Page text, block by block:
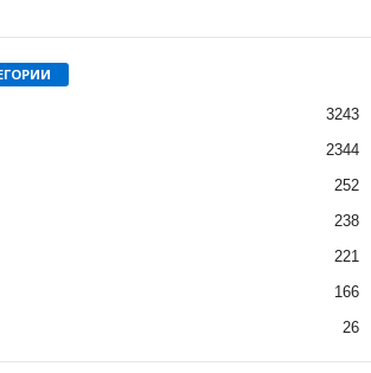
3243
2344
252
238
221
166
26